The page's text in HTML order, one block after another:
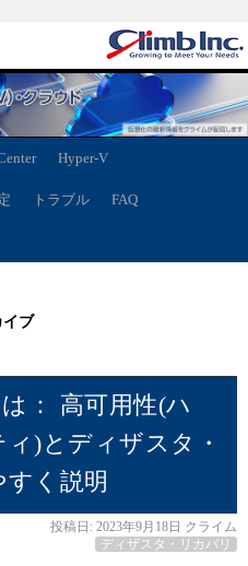
Hyper-V
トラブル FAQ
イブ
： 高可用性(ハ
)とディザスタ・
く説明
投稿日: 2023年9月18日 クライム
ディザスタ・リカバリ